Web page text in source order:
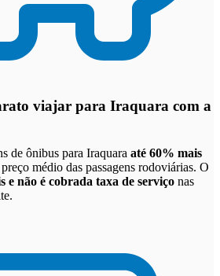
viajar para Iraquara com a
de ônibus para Iraquara até 60% mais
médio das passagens rodoviárias. O
e não é cobrada taxa de serviço nas